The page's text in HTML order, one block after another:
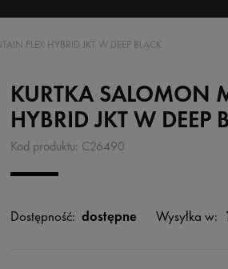
FLEX HYBRID JKT W DEEP BLACK
KURTKA SALOMON
HYBRID JKT W DEEP
Kod produktu: C26490
Dostępność: dostępne Wysyłka w: